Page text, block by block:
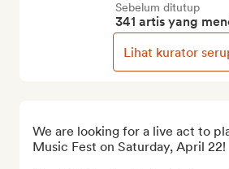
We are looking for a live act to
Music Fest on Saturday, April 22!
Sebelum ditutup
341 artis yang
Lihat kurator